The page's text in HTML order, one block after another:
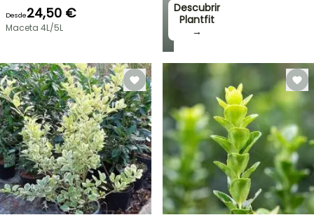
Descubrir
Plantfit
→
Desde24,50 €
Maceta 4L/5L